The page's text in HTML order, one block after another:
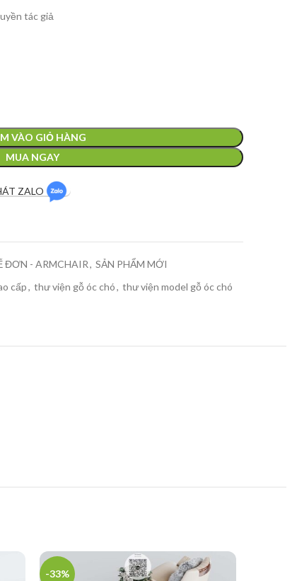
tác giả
VÀO GIỎ HÀNG
MUA NGAY
ZALO
ĐƠN - ARMCHAIR, SẢN PHẨM MỚI
cấp, thư viện gỗ óc chó, thư viện model gỗ óc chó
-33%